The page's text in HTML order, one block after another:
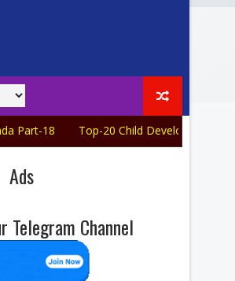
Top-20 Child Development and
Ads
Telegram Channel